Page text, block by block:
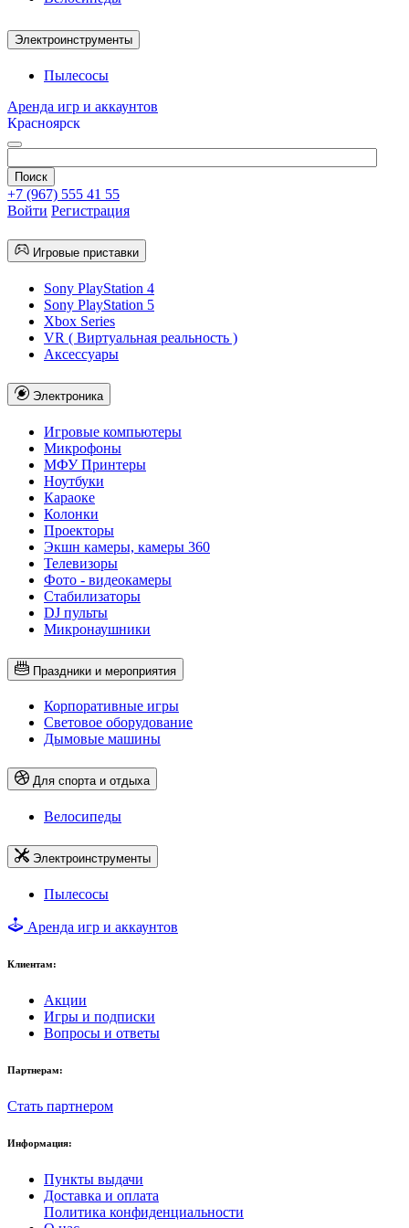
Электроинструменты
Пылесосы
Аренда игр и аккаунтов
Красноярск
+7 (967) 555 41 55
Войти Регистрация
Игровые приставки
Sony PlayStation 4
Sony PlayStation 5
Xbox Series
VR ( Виртуальная реальность )
Аксессуары
Электроника
Игровые компьютеры
Микрофоны
МФУ Принтеры
Ноутбуки
Караоке
Колонки
Проекторы
Экшн камеры, камеры 360
Телевизоры
Фото - видеокамеры
Стабилизаторы
DJ пульты
Микронаушники
Праздники и мероприятия
Корпоративные игры
Световое оборудование
Дымовые машины
Для спорта и отдыха
Велосипеды
Электроинструменты
Пылесосы
Аренда игр и аккаунтов
Клиентам:
Акции
Игры и подписки
Вопросы и ответы
Партнерам:
Стать партнером
Информация:
Пункты выдачи
Доставка и оплата
Политика конфиденциальности